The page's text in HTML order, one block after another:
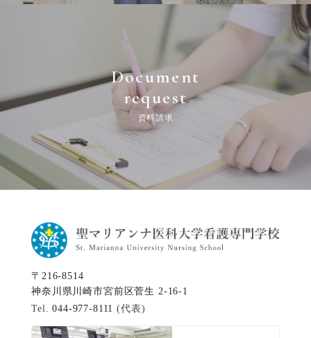
Document
request
資料請求
〒216-8514
神奈川県川崎市宮前区菅生 2-16-1
Tel.044-977-8111 (代表)